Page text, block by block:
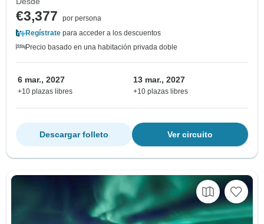
€3,377
por persona
Regístrate para acceder a los descuentos
Precio basado en una habitación privada doble
6 mar., 2027
+10 plazas libres
13 mar., 2027
+10 plazas libres
Ver circuito
Descargar folleto